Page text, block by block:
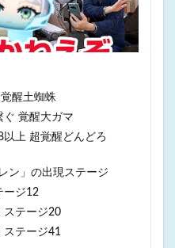
醒土蜘蛛
ぐ 覚醒大ガマ
上 超覚醒どんどろ
ン」の出現ステージ
ージ12
ステージ20
ステージ41